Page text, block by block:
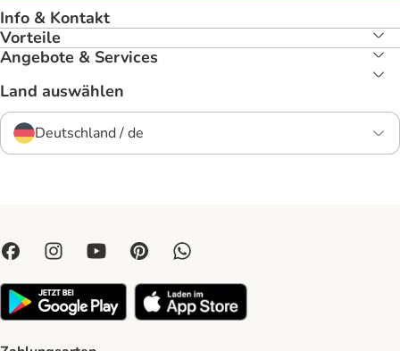
Info & Kontakt
Vorteile
Angebote & Services
Land auswählen
Deutschland / de